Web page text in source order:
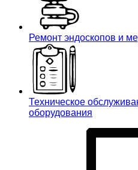
Ремонт эндоскопов и
Техническое
оборудования